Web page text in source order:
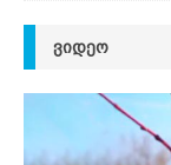
ᲕᲘᲓᲔᲝ